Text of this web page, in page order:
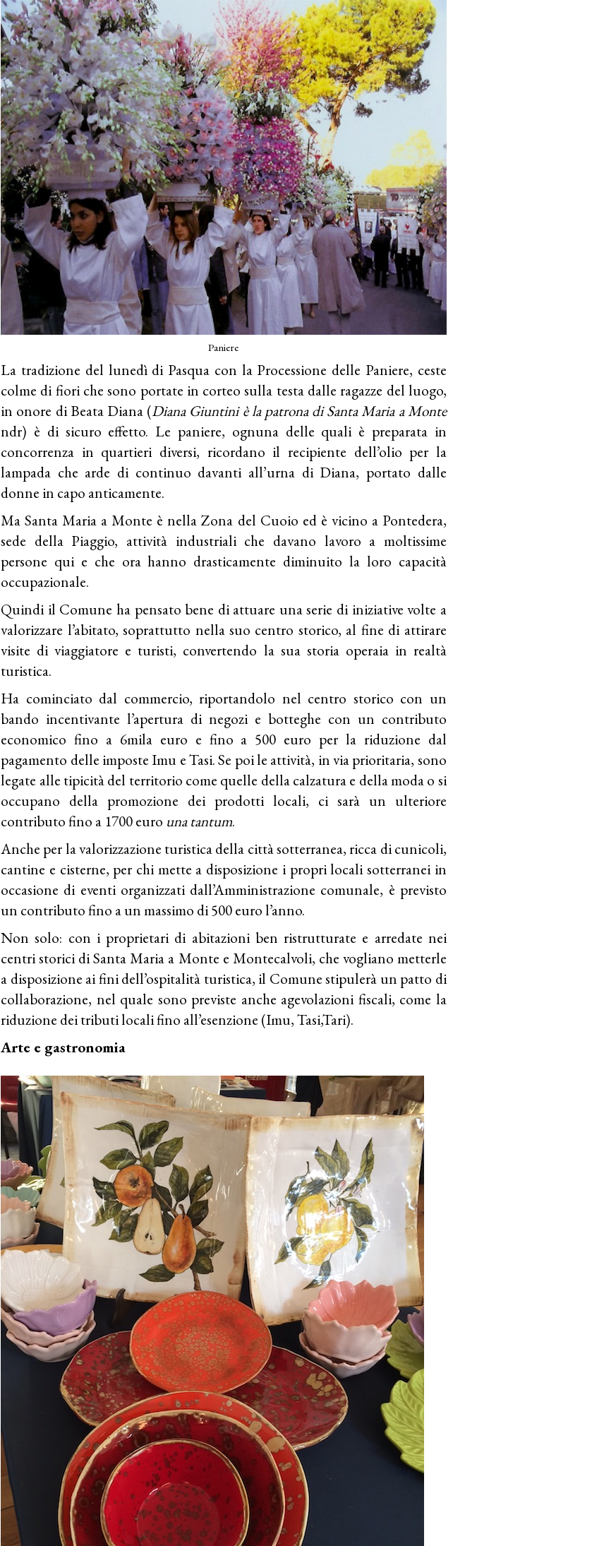
Paniere
La tradizione del lunedì di Pasqua con la Processione delle Paniere, ceste
colme di fiori che sono portate in corteo sulla testa dalle ragazze del luogo,
in onore di Beata Diana (Diana Giuntini è la patrona di Santa Maria a Monte
ndr) è di sicuro effetto. Le paniere, ognuna delle quali è preparata in
concorrenza in quartieri diversi, ricordano il recipiente dell’olio per la
lampada che arde di continuo davanti all’urna di Diana, portato dalle
donne in capo anticamente.
Ma Santa Maria a Monte è nella Zona del Cuoio ed è vicino a Pontedera,
sede della Piaggio, attività industriali che davano lavoro a moltissime
persone qui e che ora hanno drasticamente diminuito la loro capacità
occupazionale.
Quindi il Comune ha pensato bene di attuare una serie di iniziative volte a
valorizzare l’abitato, soprattutto nella suo centro storico, al fine di attirare
visite di viaggiatore e turisti, convertendo la sua storia operaia in realtà
turistica.
Ha cominciato dal commercio, riportandolo nel centro storico con un
bando incentivante l’apertura di negozi e botteghe con un contributo
economico fino a 6mila euro e fino a 500 euro per la riduzione dal
pagamento delle imposte Imu e Tasi. Se poi le attività, in via prioritaria, sono
legate alle tipicità del territorio come quelle della calzatura e della moda o si
occupano della promozione dei prodotti locali, ci sarà un ulteriore
contributo fino a 1700 euro una tantum.
Anche per la valorizzazione turistica della città sotterranea, ricca di cunicoli,
cantine e cisterne, per chi mette a disposizione i propri locali sotterranei in
occasione di eventi organizzati dall’Amministrazione comunale, è previsto
un contributo fino a un massimo di 500 euro l’anno.
Non solo: con i proprietari di abitazioni ben ristrutturate e arredate nei
centri storici di Santa Maria a Monte e Montecalvoli, che vogliano metterle
a disposizione ai fini dell’ospitalità turistica, il Comune stipulerà un patto di
collaborazione, nel quale sono previste anche agevolazioni fiscali, come la
riduzione dei tributi locali fino all’esenzione (Imu, Tasi,Tari).
Arte e gastronomia